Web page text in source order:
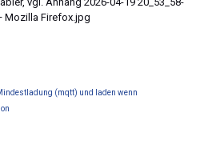
Mozilla Firefox.jpg
(mqtt) und laden wenn